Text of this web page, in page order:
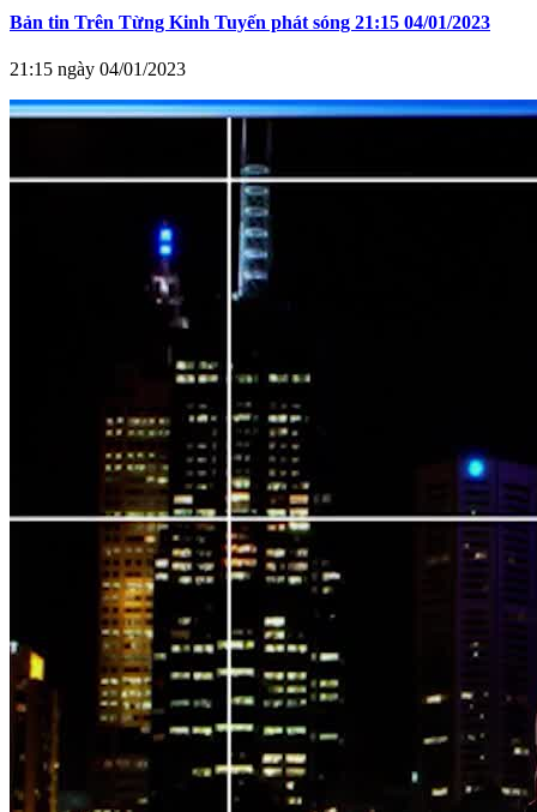
Bản tin Trên Từng Kinh Tuyến phát sóng 21:15 04/01/2023
21:15 ngày 04/01/2023